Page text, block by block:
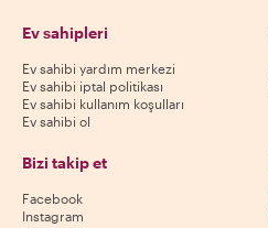
Ev sahipleri
Ev sahibi yardım merkezi
Ev sahibi iptal politikası
Ev sahibi kullanım koşulları
Ev sahibi ol
Bizi takip et
Facebook
Instagram